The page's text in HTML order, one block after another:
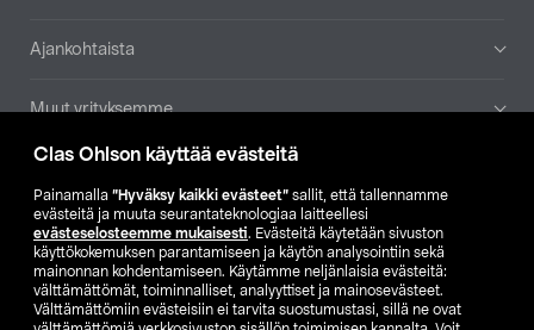
Clas Ohlson käyttää evästeitä
Painamalla ”Hyväksy kaikki evästeet” sallit, että tallennamme
evästeitä ja muuta seurantateknologiaa laitteellesi
evästeselosteemme mukaisesti. Evästeitä käytetään sivuston
käyttökokemuksen parantamiseen ja käytön analysointiin sekä
mainonnan kohdentamiseen. Käytämme neljänlaisia evästeitä:
välttämättömät, toiminnalliset, analyyttiset ja mainosevästeet.
Välttämättömiin evästeisiin ei tarvita suostumustasi, sillä ne ovat
Ajankohtaista
Muut yrityksemme
Etsi myymälä
SE NO FI
FI SV